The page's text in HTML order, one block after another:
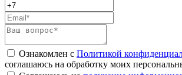
Ознакомлен с Политикой
соглашаюсь на обработку моих